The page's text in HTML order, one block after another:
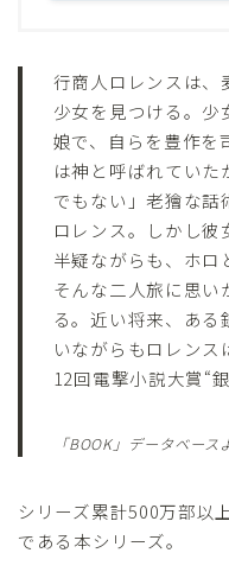
行商人ロレンスは、
少女を見つける。少
娘で、自らを豊作を
は神と呼ばれてい
でもない」老獪な話
ロレンス。しかし
半疑ながらも、ホロ
そんな二人旅に思い
る。近い将来、ある
いながらもロレン
12回電撃小説大賞“
「BOOK」データベース
シリーズ累計500万部以
である本シリーズ。